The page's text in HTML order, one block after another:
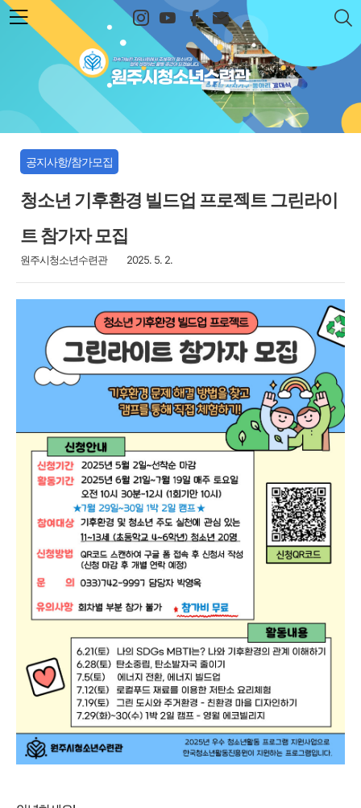
본문 바로가기
원주시청소년수련관
공지사항/참가모집
청소년 기후환경 빌드업 프로젝트 그린라이
트 참가자 모집
원주시청소년수련관 2025. 5. 2.